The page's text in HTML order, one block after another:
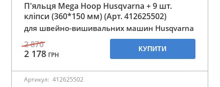
П'яльця Mega Hoop Husqvarna + 9 шт.
кліпси (360*150 мм) (Арт. 412625502)
для швейно-вишивальних машин Husqvarna
2 870
2 178 ГРН
КУПИТИ
Артикул: 412625502